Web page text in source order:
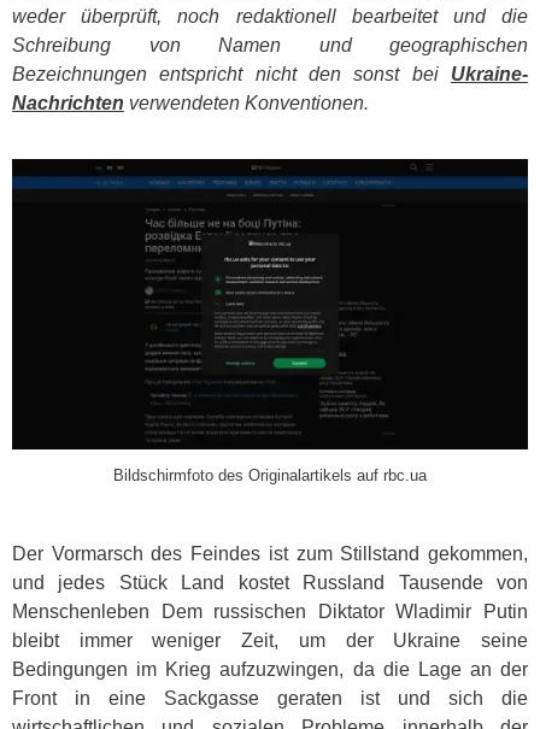
weder überprüft, noch redaktionell bearbeitet und die
Schreibung von Namen und geographischen
Bezeichnungen entspricht nicht den sonst bei Ukraine-
Nachrichten verwendeten Konventionen.
Bildschirmfoto des Originalartikels auf rbc.ua
Der Vormarsch des Feindes ist zum Stillstand gekommen,
und jedes Stück Land kostet Russland Tausende von
Menschenleben Dem russischen Diktator Wladimir Putin
bleibt immer weniger Zeit, um der Ukraine seine
Bedingungen im Krieg aufzuzwingen, da die Lage an der
Front in eine Sackgasse geraten ist und sich die